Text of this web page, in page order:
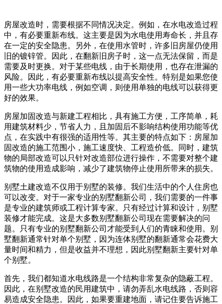
房屋改造时，需要根据不同情况决定。例如，在水电改造过程
中，有必要重新布线。这主要是因为水电使用寿命长，并且存
在一定的安全隐患。另外，在使用水管时，许多旧房屋仍使用
旧的镀锌管。因此，在翻新旧房子时，这一点无法保留，而是
需要及时更换。对于某些电线，由于长期使用，也存在泄漏的
风险。因此，有必要重新布线以提高安全性。特别是如果您使
用一些大功率电线，例如空调，则使用单独的电线可以获得更
好的效果。
房屋加固改造与新建工程相比，具有施工方便，工序简单，耗
用建筑材料少，节省人力，且加固后不影响结构使用功能等优
点，在实践中有很强的适用性等。其主要的特点如下：房屋加
固改造的施工范围小，施工速度快、工程造价低。同时，建筑
物的局部改造可以只针对改造部位进行操作，不需要对整个建
筑物的使用造成影响，减少了建筑物停止使用所带来的损失。
别墅土建改造不仅用于别墅的装修。我们生活中的个人住房也
可以改变。对于一家专业的别墅翻新公司，我们需要的一件事
是专业的建筑师或工程计算专家。只有经过计算和设计，别墅
装修才能完成。这是大多数别墅翻新公司现在需要解决的问
题。只有专业的别墅翻新公司才能受到人们的青睐和使用。别
墅翻新通常针对单个别墅，因为连体别墅的翻新通常会花费大
量时间和精力，但是收益并不理想，因此别墅翻新主要针对单
个别墅。
首先，我们都知道水电线路是一个结构非常复杂的隐蔽工程。
因此，在别墅改造的民用建筑中，请勿弄乱水电线路，否则容
易造成安全隐患。因此，如果要重建地面，请记住要告诉施工